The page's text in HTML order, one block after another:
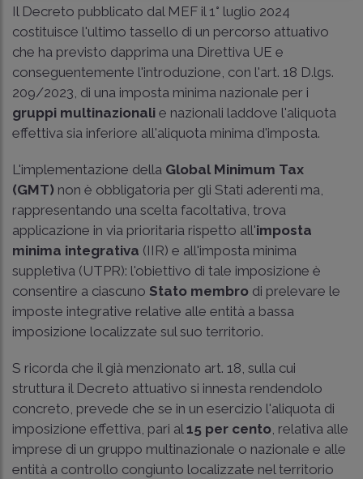
Il Decreto pubblicato dal MEF il 1° luglio 2024
costituisce l'ultimo tassello di un percorso attuativo
che ha previsto dapprima una Direttiva UE e
conseguentemente l'introduzione, con l'art. 18 D.lgs.
209/2023, di una imposta minima nazionale per i
gruppi multinazionali e nazionali laddove l'aliquota
effettiva sia inferiore all'aliquota minima d'imposta.
L'implementazione della Global Minimum Tax
(GMT) non è obbligatoria per gli Stati aderenti ma,
rappresentando una scelta facoltativa, trova
applicazione in via prioritaria rispetto all'imposta
minima integrativa (IIR) e all'imposta minima
suppletiva (UTPR): l'obiettivo di tale imposizione è
consentire a ciascuno Stato membro di prelevare le
imposte integrative relative alle entità a bassa
imposizione localizzate sul suo territorio.
S ricorda che il già menzionato art. 18, sulla cui
struttura il Decreto attuativo si innesta rendendolo
concreto, prevede che se in un esercizio l'aliquota di
imposizione effettiva, pari al15 per cento, relativa alle
imprese di un gruppo multinazionale o nazionale e alle
entità a controllo congiunto localizzate nel territorio